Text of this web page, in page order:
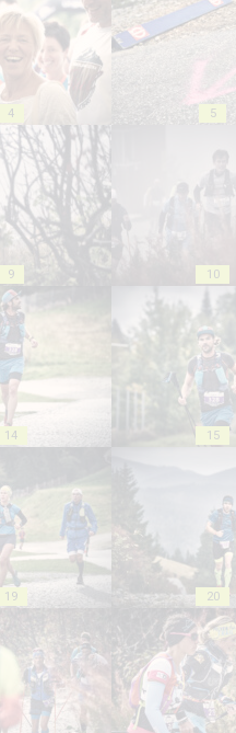
4 5
9 10
14 15
19 20